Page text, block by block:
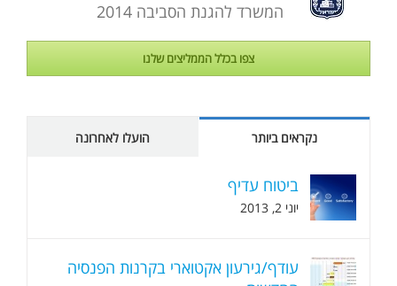
המשרד להגנת הסביבה 2014
צפו בכלל הממליצים שלנו
נקראים ביותר הועלו לאחרונה
ביטוח עדיף
יוני 2, 2013
עודף/גירעון אקטוארי בקרנות הפנסיה